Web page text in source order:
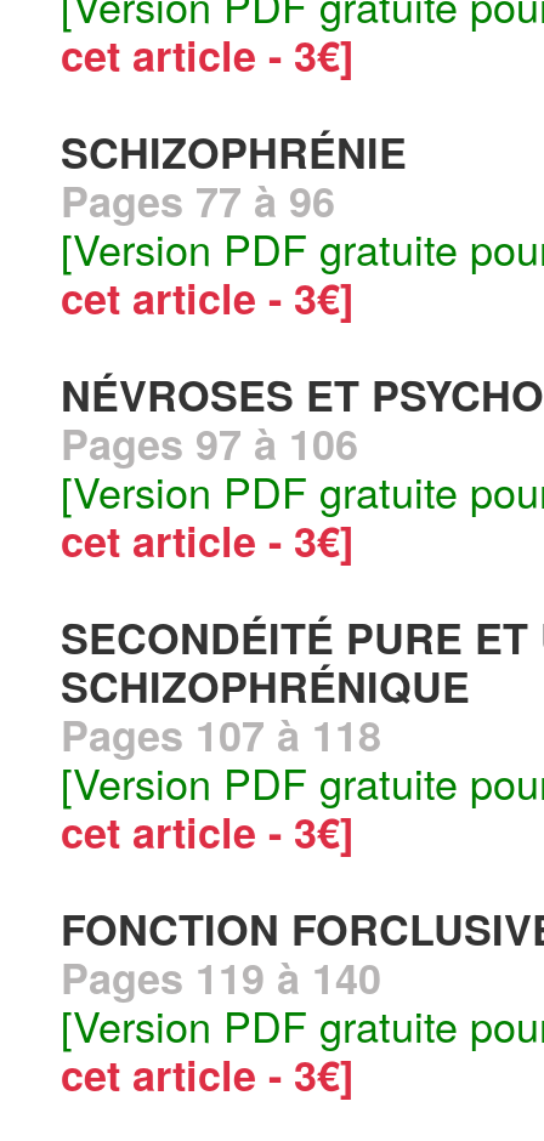
cet article - 3€]
SCHIZOPHRÉNIE
Pages 77 à 96
[Version PDF gratuite
cet article - 3€]
NÉVROSES ET
Pages 97 à 106
[Version PDF gratuite
cet article - 3€]
SECONDÉITÉ PURE
SCHIZOPHRÉNIQUE
Pages 107 à 118
[Version PDF gratuite
cet article - 3€]
FONCTION
Pages 119 à 140
[Version PDF gratuite
cet article - 3€]